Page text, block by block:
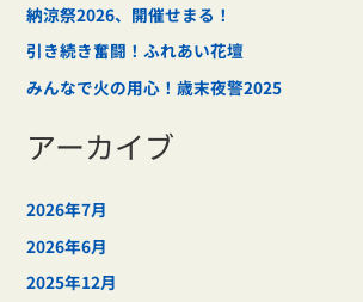
納涼祭2026、開催せまる！
引き続き奮闘！ふれあい花壇
みんなで火の用心！歳末夜警2025
アーカイブ
2026年7月
2026年6月
2025年12月